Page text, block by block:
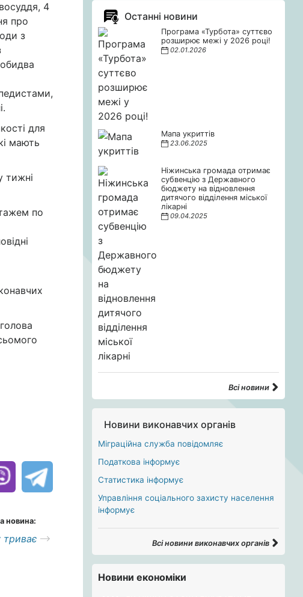
4
про
з
для
мають
тижні
по
новина:
триває
Останні новини
Програма «Турбота» суттєво
розширює межі у 2026 році!
02.01.2026
Мапа укриттів
23.06.2025
Ніжинська громада отримає
субвенцію з Державного
бюджету на відновлення
дитячого відділення міської
лікарні
09.04.2025
Всі новини
Новини виконавчих органів
Міграційна служба повідомляє
Податкова інформує
Статистика інформує
Управління соціального захисту населення
інформує
Всі новини виконавчих органів
Новини економіки